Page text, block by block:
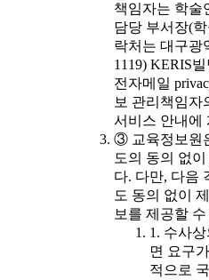
책임자는 학술
담당 부서장(
락처는 대구광
1119) KERIS
전자메일
보 관리책임자
서비스 안내에
③ 교육정보원
도의 동의 없
다. 다만, 다음
도 동의 없이
보를 제공할
1. 수사
면 요구
적으로